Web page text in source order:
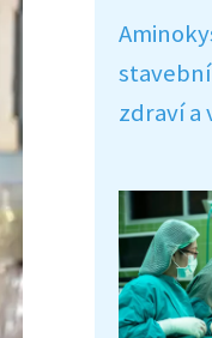
zdraví a